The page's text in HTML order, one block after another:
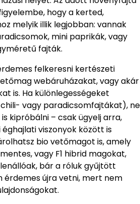
hogy a kerted,
melyik illik legjobban: vannak
mini paprikák, vagy
fajták.
felkeresni kertészeti
webáruházakat, vagy akár
is. Ha különlegességeket
vagy paradicsomfajtákat), ne
kipróbálni – csak ügyelj arra,
viszonyok között is
bio vetőmagot is, amely
vagy F1 hibrid magokat,
bár a róluk gyűjtött
érdemes újra vetni, mert nem